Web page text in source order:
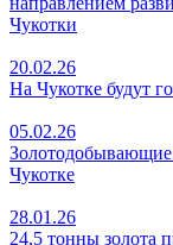
Чукотки
20.02.26
На Чукотке будут
05.02.26
Чукотке
28.01.26
24,5 тонны золота